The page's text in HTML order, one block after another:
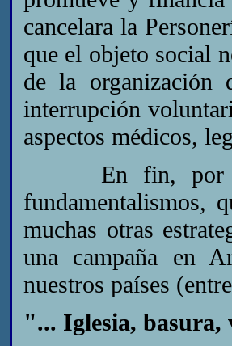
cancelara la
que el objeto social
de la
interrupción
aspectos médicos,
En fin, por
fundamentalismos,
muchas otras
una campaña en
nuestros países
"... Iglesia, basura,